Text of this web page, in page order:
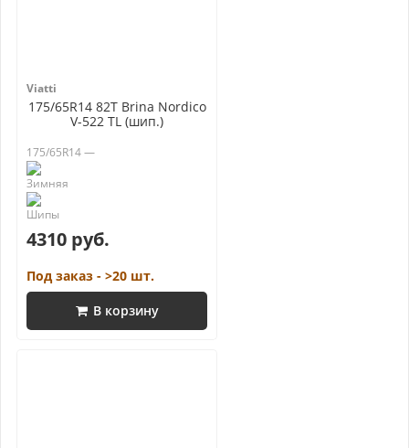
Viatti
175/65R14 82T Brina Nordico
V-522 TL (шип.)
175/65R14 —
4310 руб.
Под заказ - >20 шт.
В корзину